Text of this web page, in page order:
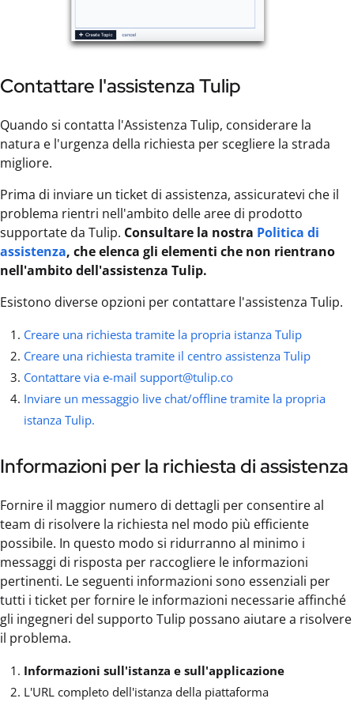
Contattare l'assistenza Tulip
Quando si contatta l'Assistenza Tulip, considerare la
natura e l'urgenza della richiesta per scegliere la strada
migliore.
Prima di inviare un ticket di assistenza, assicuratevi che il
problema rientri nell'ambito delle aree di prodotto
supportate da Tulip. Consultare la nostra Politica di
assistenza, che elenca gli elementi che non rientrano
nell'ambito dell'assistenza Tulip.
Esistono diverse opzioni per contattare l'assistenza Tulip.
Creare una richiesta tramite la propria istanza Tulip
Creare una richiesta tramite il centro assistenza Tulip
Contattare via e-mail support@tulip.co
Inviare un messaggio live chat/offline tramite la propria
istanza Tulip.
Informazioni per la richiesta di assistenza
Fornire il maggior numero di dettagli per consentire al
team di risolvere la richiesta nel modo più efficiente
possibile. In questo modo si ridurranno al minimo i
messaggi di risposta per raccogliere le informazioni
pertinenti. Le seguenti informazioni sono essenziali per
tutti i ticket per fornire le informazioni necessarie affinché
gli ingegneri del supporto Tulip possano aiutare a risolvere
il problema.
Informazioni sull'istanza e sull'applicazione
L'URL completo dell'istanza della piattaforma